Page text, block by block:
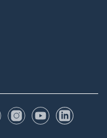
FacebookInstagram
YouTube